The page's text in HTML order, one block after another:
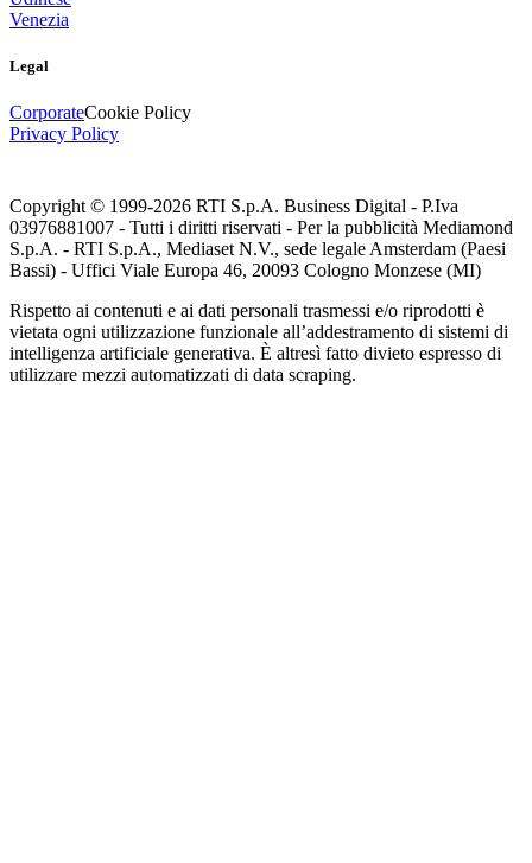
Venezia
Legal
CorporateCookie Policy
Privacy Policy
Copyright © 1999-2026 RTI S.p.A. Business Digital - P.Iva
03976881007 - Tutti i diritti riservati - Per la pubblicità Mediamond
S.p.A. - RTI S.p.A., Mediaset N.V., sede legale Amsterdam (Paesi
Bassi) - Uffici Viale Europa 46, 20093 Cologno Monzese (MI)
Rispetto ai contenuti e ai dati personali trasmessi e/o riprodotti è
vietata ogni utilizzazione funzionale all’addestramento di sistemi di
intelligenza artificiale generativa. È altresì fatto divieto espresso di
utilizzare mezzi automatizzati di data scraping.